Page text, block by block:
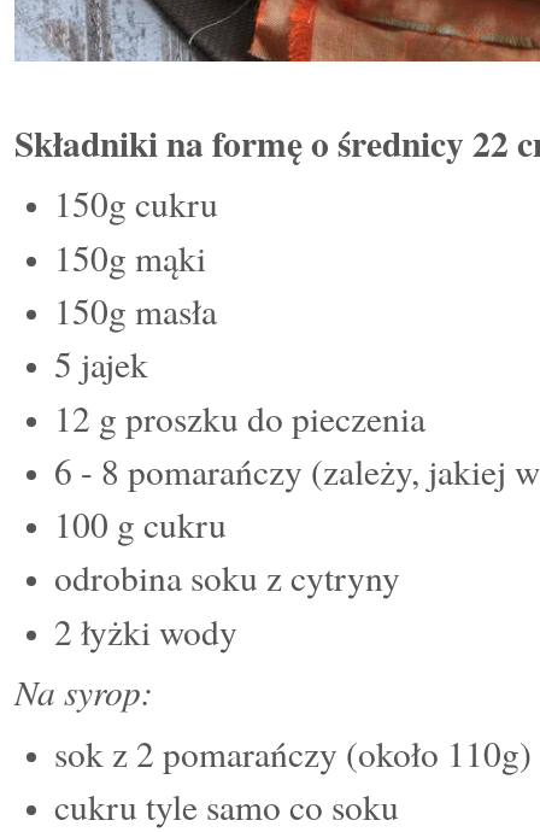
Składniki na formę o średnicy 22
150g cukru
150g mąki
150g masła
5 jajek
12 g proszku do pieczenia
6 - 8 pomarańczy (zależy, jakiej
100 g cukru
odrobina soku z cytryny
2 łyżki wody
Na syrop:
sok z 2 pomarańczy (około 110g)
cukru tyle samo co soku